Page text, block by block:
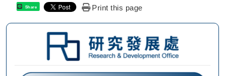
Share Print this page